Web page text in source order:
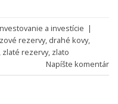
a investície |
rezervy, drahé kovy,
, zlaté rezervy, zlato
Napíšte komentár